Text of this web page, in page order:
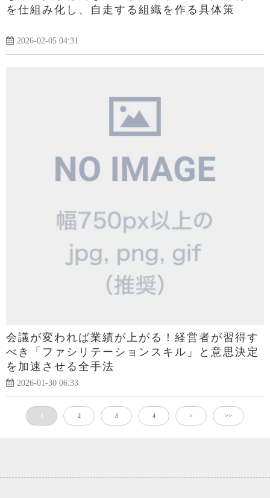
を仕組み化し、自走する組織を作る具体策
2026-02-05 04:31
会議が変われば業績が上がる！経営者が習得す
べき「ファシリテーションスキル」と意思決定
を加速させる全手法
2026-01-30 06:33
1 2 3 4 > >>